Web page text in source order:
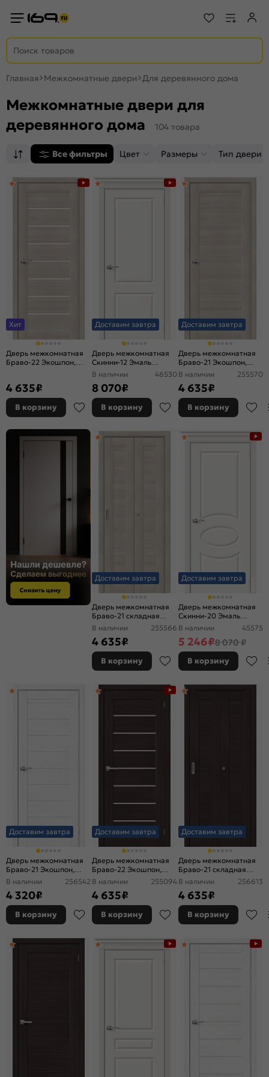
Главная Межкомнатные двери Для деревянного дома
Межкомнатные двери для
деревянного дома
104 товара
Все фильтры Цвет Размеры Тип двери
Хит
Дверь межкомнатная
Браво-22 Экошпон,
царговая
4 635₽
В корзину
Доставим завтра
Дверь межкомнатная
Скинни-12 Эмаль
Whitey, без декора,
кромки, скиновая
В наличии 46530
8 070₽
В корзину
Доставим завтра
Дверь межкомнатная
Браво-21 Экошпон,
Cappuccino Melinga,
В наличии 255570
4 635₽
В корзину
Доставим завтра
Дверь межкомнатная
Браво-21 складная
Экошпон, Cappuccino
царговая
В наличии 255566
4 635₽
В корзину
Доставим завтра
Дверь межкомнатная
Скинни-20 Эмаль
Whitey, без декора,
кромки, скиновая
В наличии 45575
5 246₽8 070 ₽
В корзину
Доставим завтра
Дверь межкомнатная
Браво-21 Экошпон,
Snow Melinga, глухая,
В наличии 256542
4 320₽
В корзину
Доставим завтра
Дверь межкомнатная
Браво-22 Экошпон,
Wenge Melinga,
царговая
В наличии 255094
4 635₽
В корзину
Доставим завтра
Дверь межкомнатная
Браво-21 складная
Экошпон, Wenge
царговая
В наличии 256613
4 635₽
В корзину